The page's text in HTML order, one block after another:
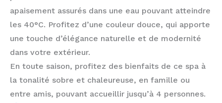
apaisement assurés dans une eau pouvant atteindre
les 40°C. Profitez d’une couleur douce, qui apporte
une touche d’élégance naturelle et de modernité
dans votre extérieur.
En toute saison, profitez des bienfaits de ce spa à
la tonalité sobre et chaleureuse, en famille ou
entre amis, pouvant accueillir jusqu’à 4 personnes.